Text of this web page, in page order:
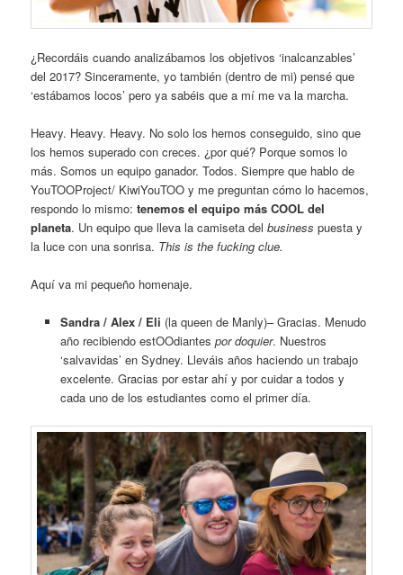
¿Recordáis cuando analizábamos los objetivos ‘inalcanzables’
del 2017? Sinceramente, yo también (dentro de mi) pensé que
‘estábamos locos’ pero ya sabéis que a mí me va la marcha.
Heavy. Heavy. Heavy. No solo los hemos conseguido, sino que
los hemos superado con creces. ¿por qué? Porque somos lo
más. Somos un equipo ganador. Todos. Siempre que hablo de
YouTOOProject/ KiwiYouTOO y me preguntan cómo lo hacemos,
respondo lo mismo:tenemos el equipo más COOL del
planeta. Un equipo que lleva la camiseta delbusiness puesta y
la luce con una sonrisa. This is the fucking clue.
Aquí va mi pequeño homenaje.
Sandra / Alex / Eli (la queen de Manly)– Gracias. Menudo
año recibiendo estOOdiantes por doquier. Nuestros
‘salvavidas’ en Sydney. Lleváis años haciendo un trabajo
excelente. Gracias por estar ahí y por cuidar a todos y
cada uno de los estudiantes como el primer día.